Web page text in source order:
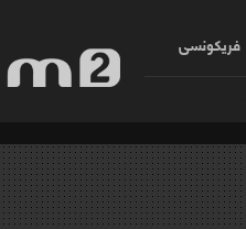
فریکونسی